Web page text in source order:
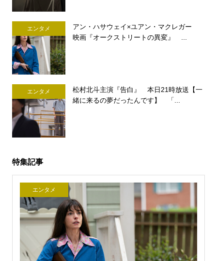
エンタメ
アン・ハサウェイ×ユアン・マクレガー
映画『オークストリートの異変』 ...
エンタメ
松村北斗主演『告白』 本日21時放送【一
緒に来るの夢だったんです】 「...
特集記事
エンタメ